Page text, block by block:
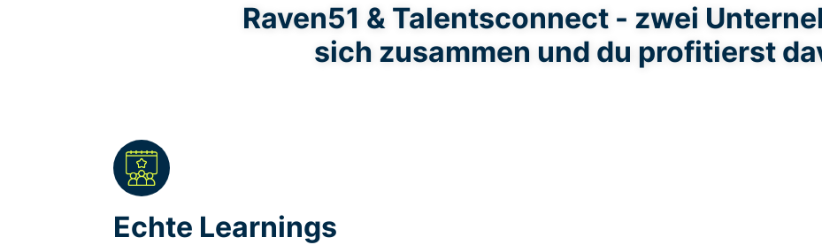
Raven51 & Talentsconnect - zwei
sich zusammen und du profitierst
Echte Learnings